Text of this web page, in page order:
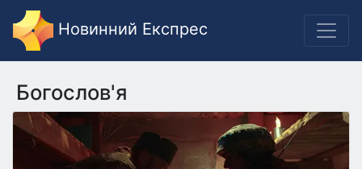
Новинний Експрес
Богослов'я